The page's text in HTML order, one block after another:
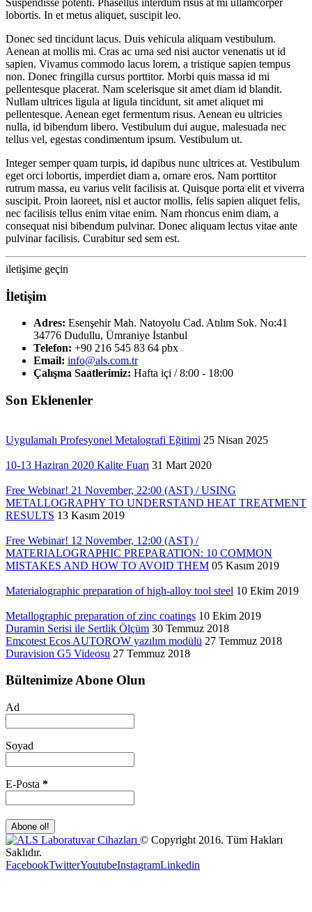
lobortis. In et metus aliquet, suscipit leo.
Donec sed tincidunt lacus. Duis vehicula aliquam vestibulum.
Aenean at mollis mi. Cras ac urna sed nisi auctor venenatis ut id
sapien. Vivamus commodo lacus lorem, a tristique sapien tempus
non. Donec fringilla cursus porttitor. Morbi quis massa id mi
pellentesque placerat. Nam scelerisque sit amet diam id blandit.
Nullam ultrices ligula at ligula tincidunt, sit amet aliquet mi
pellentesque. Aenean eget fermentum risus. Aenean eu ultricies
nulla, id bibendum libero. Vestibulum dui augue, malesuada nec
tellus vel, egestas condimentum ipsum. Vestibulum ut.
Integer semper quam turpis, id dapibus nunc ultrices at. Vestibulum
eget orci lobortis, imperdiet diam a, ornare eros. Nam porttitor
rutrum massa, eu varius velit facilisis at. Quisque porta elit et viverra
suscipit. Proin laoreet, nisl et auctor mollis, felis sapien aliquet felis,
nec facilisis tellus enim vitae enim. Nam rhoncus enim diam, a
consequat nisi bibendum pulvinar. Donec aliquam lectus vitae ante
pulvinar facilisis. Curabitur sed sem est.
iletişime geçin
İletişim
Adres: Esenşehir Mah. Natoyolu Cad. Atılım Sok. No:41
34776 Dudullu, Ümraniye İstanbul
Telefon: +90 216 545 83 64 pbx
Email: info@als.com.tr
Çalışma Saatlerimiz: Hafta içi / 8:00 - 18:00
Son Eklenenler
Uygulamalı Profesyonel Metalografi Eğitimi 25 Nisan 2025
10-13 Haziran 2020 Kalite Fuarı 31 Mart 2020
Free Webinar! 21 November, 22:00 (AST) / USING
METALLOGRAPHY TO UNDERSTAND HEAT TREATMENT
RESULTS 13 Kasım 2019
Free Webinar! 12 November, 12:00 (AST) /
MATERIALOGRAPHIC PREPARATION: 10 COMMON
MISTAKES AND HOW TO AVOID THEM 05 Kasım 2019
Materialographic preparation of high-alloy tool steel 10 Ekim 2019
Metallographic preparation of zinc coatings 10 Ekim 2019
Duramin Serisi ile Sertlik Ölçüm 30 Temmuz 2018
Emcotest Ecos AUTOROW yazılım modülü 27 Temmuz 2018
Duravision G5 Videosu 27 Temmuz 2018
Bültenimize Abone Olun
Ad
Soyad
E-Posta *
© Copyright 2016. Tüm Hakları
Saklıdır.
FacebookTwitterYoutubeInstagramLinkedin